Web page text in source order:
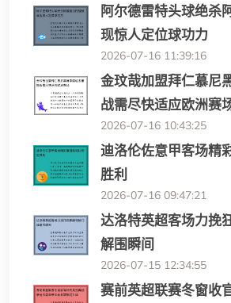
阿尔德雷特头球绝杀
现惊人定位球功力
2026-07-16 11:39:16
金玟哉加盟拜仁慕尼
战需尽快适应欧洲赛
2026-07-16 10:43:25
迪洛伦佐意甲客场精
胜利
2026-07-16 09:47:21
达洛特英超客场力挽
解围瞬间
2026-07-15 12:34:55
赛前英超联赛冬窗收